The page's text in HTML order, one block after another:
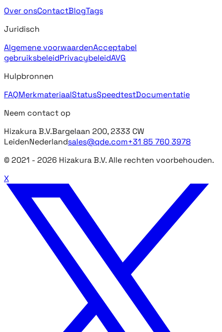
Over onsContactBlogTags
Juridisch
Algemene voorwaardenAcceptabel
gebruiksbeleidPrivacybeleidAVG
Hulpbronnen
FAQMerkmateriaalStatusSpeedtestDocumentatie
Neem contact op
Hizakura B.V.Bargelaan 200, 2333 CW
LeidenNederlandsales@qde.com+31 85 760 3978
© 2021 - 2026 Hizakura B.V. Alle rechten voorbehouden.
X